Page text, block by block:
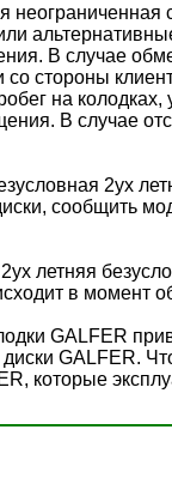
В случае
стороны
на
В случае
2ух
сообщить
летняя
в момент
GALFER
GALFER.
которые